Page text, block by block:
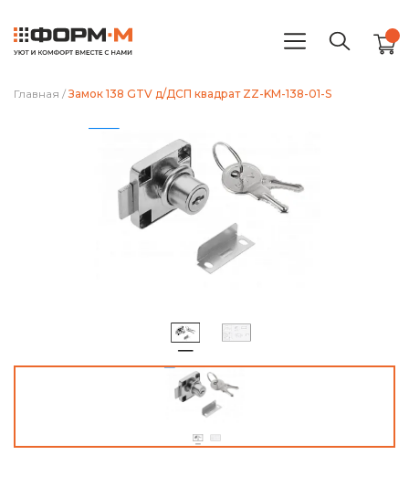
Главная / Замок 138 GTV д/ДСП квадрат ZZ-KM-138-01-S